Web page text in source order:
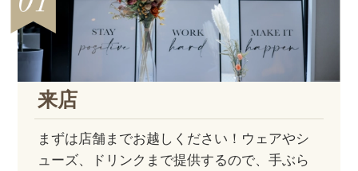
来店
まずは店舗までお越しください！ウェアやシ
ューズ、ドリンクまで提供するので、手ぶら